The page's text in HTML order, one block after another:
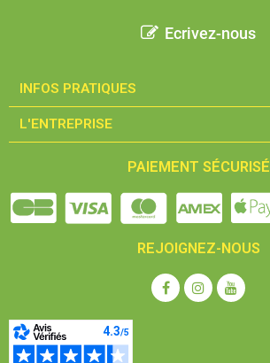
Ecrivez-nous
INFOS PRATIQUES​
L'ENTREPRISE​
PAIEMENT SÉCURISÉ
REJOIGNEZ-NOUS